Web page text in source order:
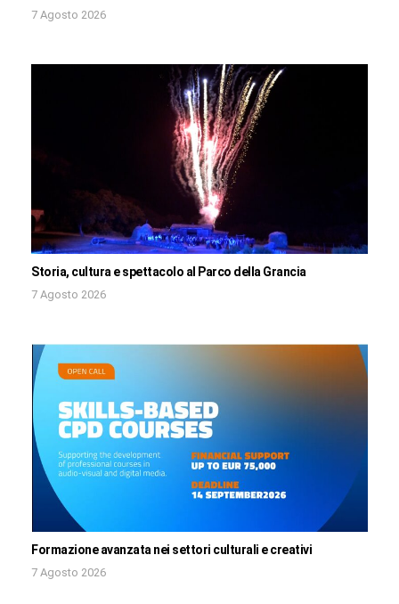
7 Agosto 2026
Storia, cultura e spettacolo al Parco della Grancia
7 Agosto 2026
Formazione avanzata nei settori culturali e creativi
7 Agosto 2026